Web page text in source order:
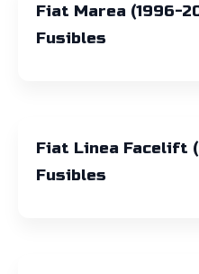
Fiat Marea (1996-
Fusibles
Fiat Linea Facelift
Fusibles